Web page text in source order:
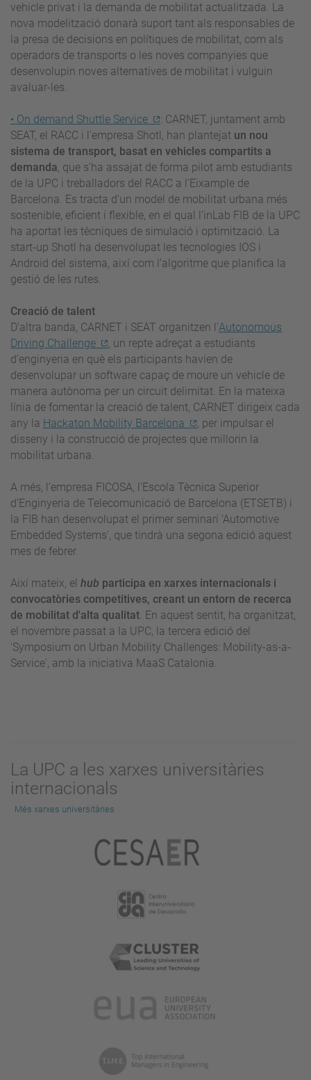
vehicle privat i la demanda de mobilitat actualitzada. La
nova modelització donarà suport tant als responsables de
la presa de decisions en polítiques de mobilitat, com als
operadors de transports o les noves companyies que
desenvolupin noves alternatives de mobilitat i vulguin
avaluar-les.
• On demand Shuttle Service
: CARNET, juntament amb
SEAT, el RACC i l'empresa Shotl, han plantejat un nou
sistema de transport, basat en vehicles compartits a
demanda , que s’ha assajat de forma pilot amb estudiants
de la UPC i treballadors del RACC a l’Eixample de
Barcelona. Es tracta d’un model de mobilitat urbana més
sostenible, eficient i flexible, en el qual l’inLab FIB de la UPC
ha aportat les tècniques de simulació i optimització. La
start-up Shotl ha desenvolupat les tecnologies IOS i
Android del sistema, així com l’algoritme que planifica la
gestió de les rutes.
Creació de talent
D’altra banda, CARNET i SEAT organitzen l’Autonomous
Driving Challenge
, un repte adreçat a estudiants
d’enginyeria en què els participants havien de
desenvolupar un software capaç de moure un vehicle de
manera autònoma per un circuit delimitat. En la mateixa
línia de fomentar la creació de talent, CARNET dirigeix cada
any la Hackaton Mobility Barcelona
, per impulsar el
disseny i la construcció de projectes que millorin la
mobilitat urbana.
A més, l’empresa FICOSA, l’Escola Tècnica Superior
d’Enginyeria de Telecomunicació de Barcelona (ETSETB) i
la FIB han desenvolupat el primer seminari ‘Automotive
Embedded Systems’, que tindrà una segona edició aquest
mes de febrer.
Així mateix, el hub participa en xarxes internacionals i
convocatòries competitives, creant un entorn de recerca
de mobilitat d'alta qualitat . En aquest sentit, ha organitzat,
el novembre passat a la UPC, la tercera edició del
'Symposium on Urban Mobility Challenges: Mobility-as-a-
Service', amb la iniciativa MaaS Catalonia.
La UPC a les xarxes universitàries
internacionals
Més xarxes universitàries